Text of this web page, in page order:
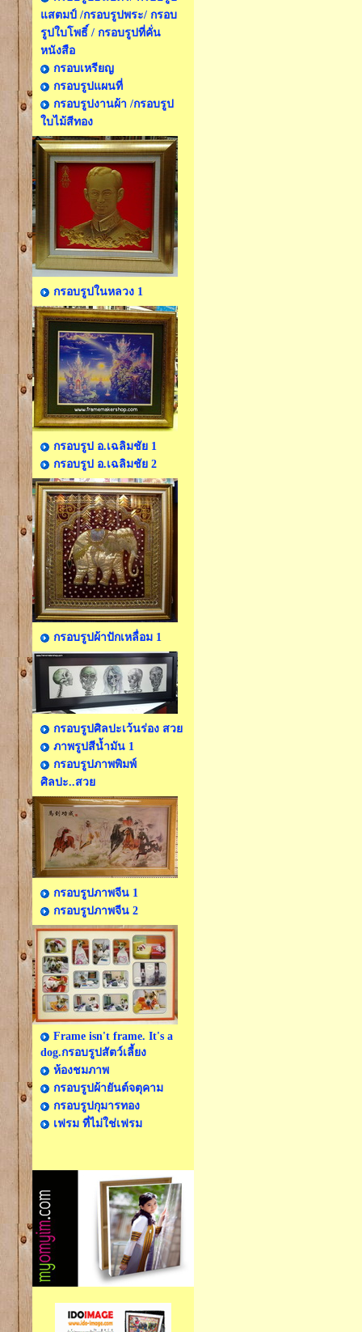
แสตมป์ /กรอบรูปพระ/ กรอบ
รูปใบโพธิ์ / กรอบรูปที่คั่น
หนังสือ
กรอบเหรียญ
กรอบรูปแผนที่
กรอบรูปงานผ้า /กรอบรูป
ใบไม้สีทอง
กรอบรูปในหลวง 1
กรอบรูป อ.เฉลิมชัย 1
กรอบรูป อ.เฉลิมชัย 2
กรอบรูปผ้าปักเหลื่อม 1
กรอบรูปศิลปะเว้นร่อง สวย
ภาพรูปสีน้ำมัน 1
กรอบรูปภาพพิมพ์
ศิลปะ..สวย
กรอบรูปภาพจีน 1
กรอบรูปภาพจีน 2
Frame isn't frame. It's a
dog.กรอบรูปสัตว์เลี้ยง
ห้องชมภาพ
กรอบรูปผ้ายันต์จตุคาม
กรอบรูปกุมารทอง
เฟรม ที่ไม่ใช่เฟรม